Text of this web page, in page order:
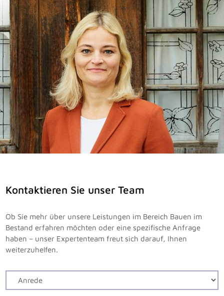
Kontaktieren Sie unser Team
Ob Sie mehr über unsere Leistungen im Bereich Bauen im
Bestand erfahren möchten oder eine spezifische Anfrage
haben – unser Expertenteam freut sich darauf, Ihnen
weiterzuhelfen.